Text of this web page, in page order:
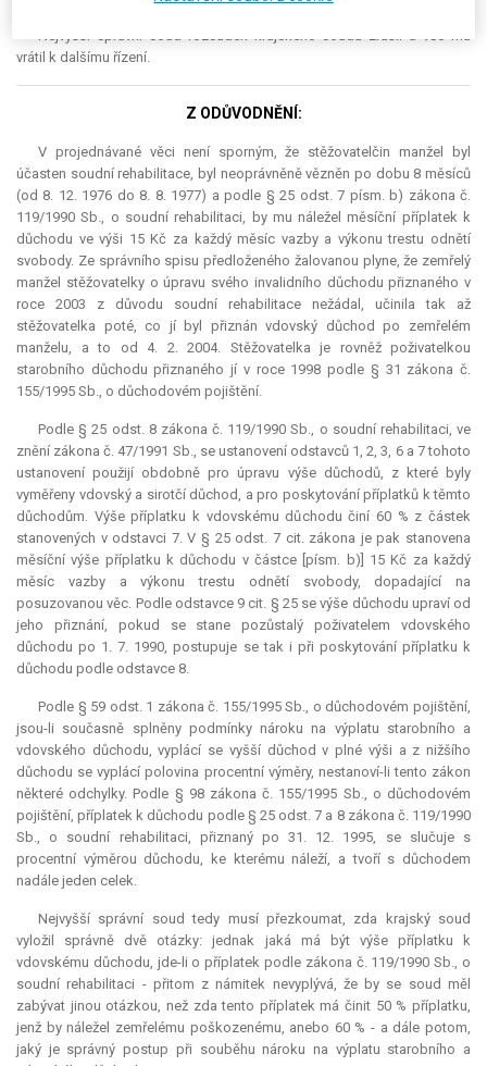
Nejvyšší správní soud rozsudek krajského soudu zrušil a věc mu
vrátil k dalšímu řízení.
Z ODŮVODNĚNÍ:
V projednávané věci není sporným, že stěžovatelčin manžel byl
účasten soudní rehabilitace, byl neoprávněně vězněn po dobu 8 měsíců
(od 8. 12. 1976 do 8. 8. 1977) a podle § 25 odst. 7 písm. b) zákona č.
119/1990 Sb., o soudní rehabilitaci, by mu náležel měsíční příplatek k
důchodu ve výši 15 Kč za každý měsíc vazby a výkonu trestu odnětí
svobody. Ze správního spisu předloženého žalovanou plyne, že zemřelý
manžel stěžovatelky o úpravu svého invalidního důchodu přiznaného v
roce 2003 z důvodu soudní rehabilitace nežádal, učinila tak až
stěžovatelka poté, co jí byl přiznán vdovský důchod po zemřelém
manželu, a to od 4. 2. 2004. Stěžovatelka je rovněž poživatelkou
starobního důchodu přiznaného jí v roce 1998 podle § 31 zákona č.
155/1995 Sb., o důchodovém pojištění.
Podle § 25 odst. 8 zákona č. 119/1990 Sb., o soudní rehabilitaci, ve
znění zákona č. 47/1991 Sb., se ustanovení odstavců 1, 2, 3, 6 a 7 tohoto
ustanovení použijí obdobně pro úpravu výše důchodů, z které byly
vyměřeny vdovský a sirotčí důchod, a pro poskytování příplatků k těmto
důchodům. Výše příplatku k vdovskému důchodu činí 60 % z částek
stanovených v odstavci 7. V § 25 odst. 7 cit. zákona je pak stanovena
měsíční výše příplatku k důchodu v částce [písm. b)] 15 Kč za každý
měsíc vazby a výkonu trestu odnětí svobody, dopadající na
posuzovanou věc. Podle odstavce 9 cit. § 25 se výše důchodu upraví od
jeho přiznání, pokud se stane pozůstalý poživatelem vdovského
důchodu po 1. 7. 1990, postupuje se tak i při poskytování příplatku k
důchodu podle odstavce 8.
Podle § 59 odst. 1 zákona č. 155/1995 Sb., o důchodovém pojištění,
jsou-li současně splněny podmínky nároku na výplatu starobního a
vdovského důchodu, vyplácí se vyšší důchod v plné výši a z nižšího
důchodu se vyplácí polovina procentní výměry, nestanoví-li tento zákon
některé odchylky. Podle § 98 zákona č. 155/1995 Sb., o důchodovém
pojištění, příplatek k důchodu podle § 25 odst. 7 a 8 zákona č. 119/1990
Sb., o soudní rehabilitaci, přiznaný po 31. 12. 1995, se slučuje s
procentní výměrou důchodu, ke kterému náleží, a tvoří s důchodem
nadále jeden celek.
Nejvyšší správní soud tedy musí přezkoumat, zda krajský soud
vyložil správně dvě otázky: jednak jaká má být výše příplatku k
vdovskému důchodu, jde-li o příplatek podle zákona č. 119/1990 Sb., o
soudní rehabilitaci - přitom z námitek nevyplývá, že by se soud měl
zabývat jinou otázkou, než zda tento příplatek má činit 50 % příplatku,
jenž by náležel zemřelému poškozenému, anebo 60 % - a dále potom,
jaký je správný postup při souběhu nároku na výplatu starobního a